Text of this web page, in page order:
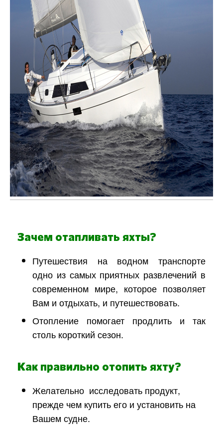
Зачем отапливать яхты?
Путешествия на водном транспорте
одно из самых приятных развлечений в
современном мире, которое позволяет
Вам и отдыхать, и путешествовать.
Отопление помогает продлить и так
столь короткий сезон.
Как правильно отопить яхту?
Желательно исследовать продукт,
прежде чем купить его и установить на
Вашем судне.